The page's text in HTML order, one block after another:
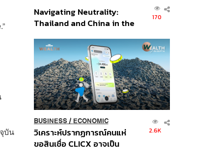
บัน
Navigating Neutrality:
Thailand and China in the
Order
170
BUSINESS/ ECONOMIC
วิเคราะห์ปรากฏการณ์คนแห่
ขอสินเชื่อ CLICX อาจเป็น
2.6K